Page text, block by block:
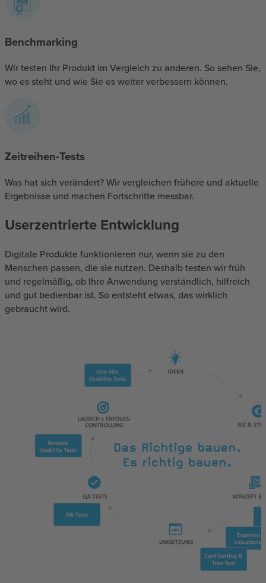
Benchmarking
Wir testen Ihr Produkt im Vergleich zu anderen. So sehen Sie,
wo es steht und wie Sie es weiter verbessern können.
Zeitreihen-Tests
Was hat sich verändert? Wir vergleichen frühere und aktuelle
Ergebnisse und machen Fortschritte messbar.
Userzentrierte Entwicklung
Digitale Produkte funktionieren nur, wenn sie zu den
Menschen passen, die sie nutzen. Deshalb testen wir früh
und regelmäßig, ob Ihre Anwendung verständlich, hilfreich
und gut bedienbar ist. So entsteht etwas, das wirklich
gebraucht wird.